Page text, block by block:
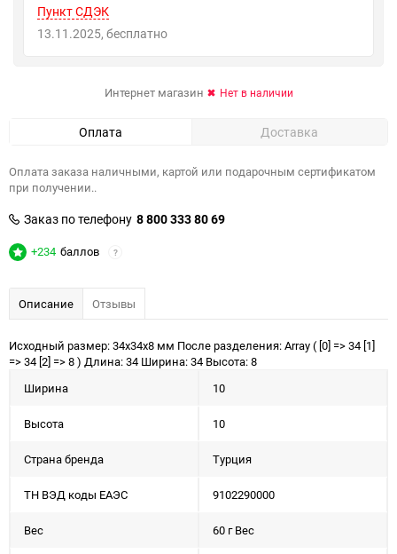
Пункт СДЭК
13.11.2025
Бесплатно
Интернет магазин Нет в наличии
Оплата Доставка
Оплата заказа наличными, картой или подарочным сертификатом
при получении..
Заказ по телефону 8 800 333 80 69
+234 баллов ?
Описание Отзывы
Исходный размер: 34x34x8 мм После разделения: Array ( [0] => 34 [1]
=> 34 [2] => 8 ) Длина: 34 Ширина: 34 Высота: 8
Ширина
10
Высота 10
Страна бренда Турция
ТН ВЭД коды ЕАЭС 9102290000
Вес 60 г Вес